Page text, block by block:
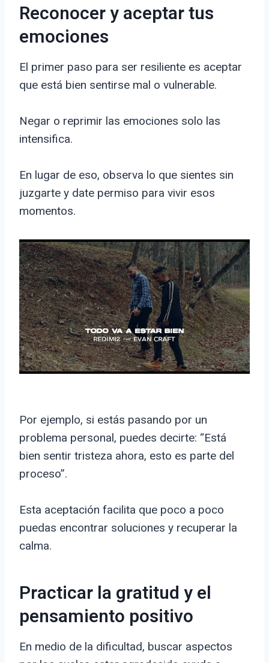
Reconocer y aceptar tus
emociones
El primer paso para ser resiliente es aceptar
que está bien sentirse mal o vulnerable.
Negar o reprimir las emociones solo las
intensifica.
En lugar de eso, observa lo que sientes sin
juzgarte y date permiso para vivir esos
momentos.
Por ejemplo, si estás pasando por un
problema personal, puedes decirte: “Está
bien sentir tristeza ahora, esto es parte del
proceso”.
Esta aceptación facilita que poco a poco
puedas encontrar soluciones y recuperar la
calma.
Practicar la gratitud y el
pensamiento positivo
En medio de la dificultad, buscar aspectos